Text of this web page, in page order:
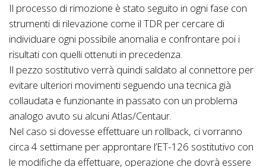
Il processo di rimozione è stato seguito in ogni fase con
strumenti di rilevazione come il TDR per cercare di
individuare ogni possibile anomalia e confrontare poi i
risultati con quelli ottenuti in precedenza.
Il pezzo sostitutivo verrà quindi saldato al connettore per
evitare ulteriori movimenti seguendo una tecnica già
collaudata e funzionante in passato con un problema
analogo avuto su alcuni Atlas/Centaur.
Nel caso si dovesse effettuare un rollback, ci vorranno
circa 4 settimane per approntare l’ET-126 sostitutivo con
le modifiche da effettuare, operazione che dovrà essere